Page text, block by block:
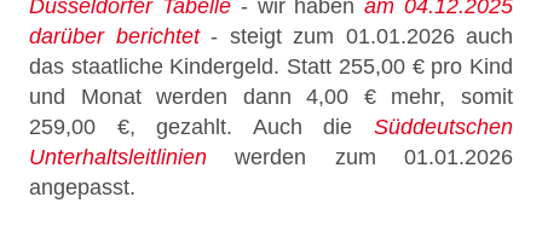
Düsseldorfer Tabelle- wir habenam 04.12.2025
darüber berichtet - steigt zum 01.01.2026 auch
das staatliche Kindergeld. Statt 255,00 € pro Kind
und Monat werden dann 4,00 € mehr, somit
259,00 €, gezahlt. Auch die Süddeutschen
Unterhaltsleitlinien werden zum 01.01.2026
angepasst.